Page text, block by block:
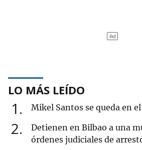
LO MÁS LEÍDO
1 Mikel Santos se queda en
2
Detienen en Bilbao a una
órdenes judiciales de